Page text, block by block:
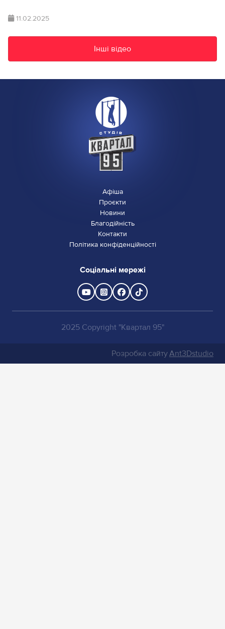
11.02.2025
Інші відео
Афіша
Проєкти
Новини
Благодійність
Контакти
Політика конфіденційності
Соціальні мережі
2025 Copyright "Квартал 95"
Розробка сайтуAnt3Dstudio